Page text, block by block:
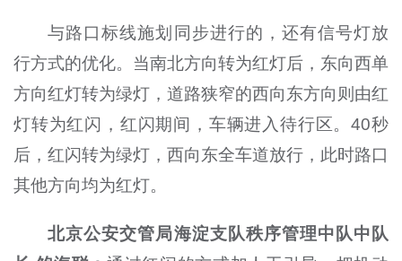
与路口标线施划同步进行的，还有信号灯放
行方式的优化。当南北方向转为红灯后，东向西单
方向红灯转为绿灯，道路狭窄的西向东方向则由红
灯转为红闪，红闪期间，车辆进入待行区。40秒
后，红闪转为绿灯，西向东全车道放行，此时路口
其他方向均为红灯。
北京公安交管局海淀支队秩序管理中队中队